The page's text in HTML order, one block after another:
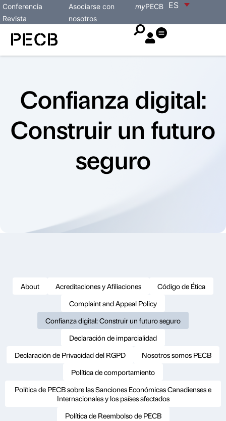
Conferencia
Revista
Asociarse con
nosotros
ES
myPECB
Confianza digital:
Construir un futuro
seguro
About Acreditaciones y Afiliaciones
Código de Ética
Complaint and Appeal Policy
Confianza digital: Construir un futuro seguro
Declaración de imparcialidad
Declaración de Privacidad del RGPD
Nosotros somos PECB
Política de comportamiento
Política de PECB sobre las Sanciones Económicas Canadienses e
Internacionales y los países afectados
Política de Reembolso de PECB